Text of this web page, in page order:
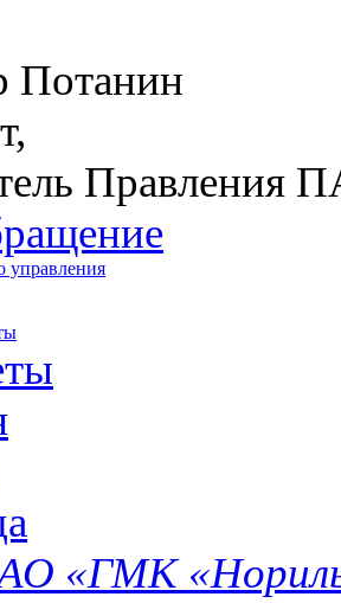
Потанин
Правления
управления
«ГМК